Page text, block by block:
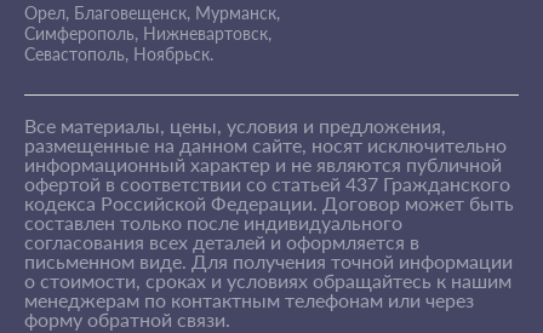
Орел, Благовещенск, Мурманск,
Симферополь, Нижневартовск,
Севастополь, Ноябрьск.
Все материалы, цены, условия и предложения,
размещенные на данном сайте, носят исключительно
информационный характер и не являются публичной
офертой в соответствии со статьей 437 Гражданского
кодекса Российской Федерации. Договор может быть
составлен только после индивидуального
согласования всех деталей и оформляется в
письменном виде. Для получения точной информации
о стоимости, сроках и условиях обращайтесь к нашим
менеджерам по контактным телефонам или через
форму обратной связи.